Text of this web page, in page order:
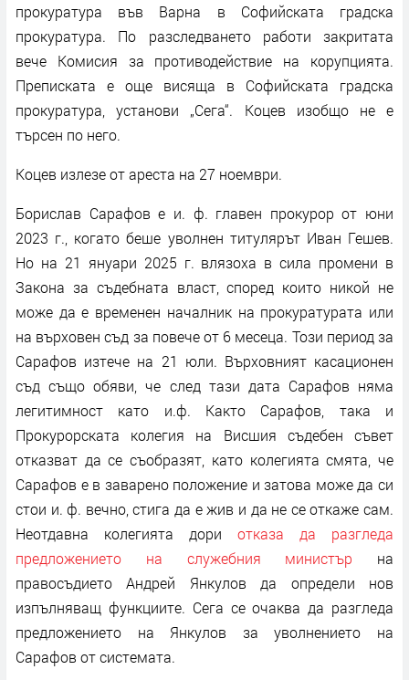
прокуратура във Варна в Софийската градска
прокуратура. По разследването работи закритата
вече Комисия за противодействие на корупцията.
Преписката е още висяща в Софийската градска
прокуратура, установи „Сега“. Коцев изобщо не е
търсен по него.
Коцев излезе от ареста на 27 ноември.
Борислав Сарафов е и. ф. главен прокурор от юни
2023 г., когато беше уволнен титулярът Иван Гешев.
Но на 21 януари 2025 г. влязоха в сила промени в
Закона за съдебната власт, според които никой не
може да е временен началник на прокуратурата или
на върховен съд за повече от 6 месеца. Този период за
Сарафов изтече на 21 юли. Върховният касационен
съд също обяви, че след тази дата Сарафов няма
легитимност като и.ф. Както Сарафов, така и
Прокурорската колегия на Висшия съдебен съвет
отказват да се съобразят, като колегията смята, че
Сарафов е в заварено положение и затова може да си
стои и. ф. вечно, стига да е жив и да не се откаже сам.
Неотдавна колегията дори отказа да разгледа
предложението на служебния министър на
правосъдието Андрей Янкулов да определи нов
изпълняващ функциите. Сега се очаква да разгледа
предложението на Янкулов за уволнението на
Сарафов от системата.